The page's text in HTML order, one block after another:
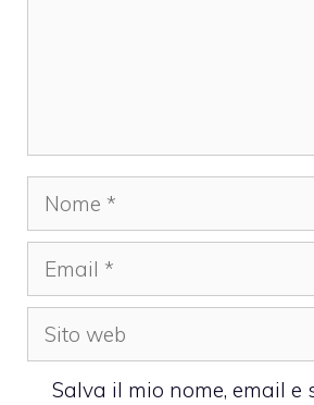
Nome
Email
Sito
web
Salva il mio nome, email e